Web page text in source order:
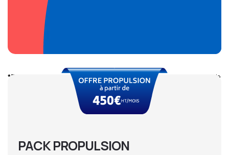
*Tarifs indicatifs
: Le montant mensuel peut varier en fonction du volume de
chiffre d’affaires, du nombre de salariés, des outils utilisés et des complexités
PACK PROPULSION